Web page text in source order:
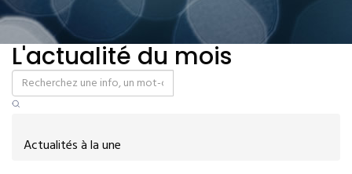
L'actualité du mois
Actualités à la une